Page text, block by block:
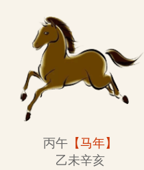
丙午 【马年】
乙未辛亥